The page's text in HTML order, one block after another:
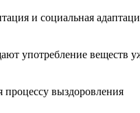
и социальная
употребление веществ
выздоровления